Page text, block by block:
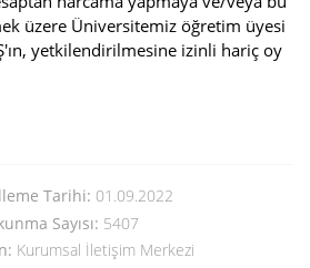
üzere Üniversitemiz öğretim üyesi
yetkilendirilmesine izinli hariç oy
Tarihi: 01.09.2022
Sayısı: 5407
Kurumsal İletişim Merkezi